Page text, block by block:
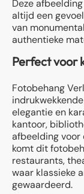
Deze
altijd een
van
authentieke
Perfect voor
Fotobehang
elegantie en
kantoor,
afbeelding voor
komt dit
restaurants,
waar klassieke
gewaardeerd.